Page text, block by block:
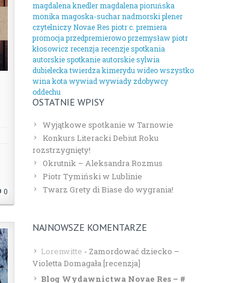
0
magdalena knedler magdalena pioruńska
monika magoska-suchar nadmorski plener
czytelniczy Novae Res piotr c. premiera
promocja przedpremierowoprzemysław piotr
kłosowicz recenzja recenzjespotkania
autorskiespotkanie autorskiesylwia
dubielecka twierdza kimerydu wideowszystko
wina kota wywiad wywiady zdobywcy
oddechu
OSTATNIE WPISY
Wyjątkowe spotkanie w Tarnowie
Konkurs Literacki Debiut Roku
rozstrzygnięty!
Okrutnik – Aleksandra Rozmus
Piotr Tymiński w Lublinie
Twarz Grety di Biase do wygrania!
NAJNOWSZE KOMENTARZE
Lorenwitte - Zamordować dziecko –
Violetta Domagała [recenzja]
Blog Wydawnictwa Novae Res – #